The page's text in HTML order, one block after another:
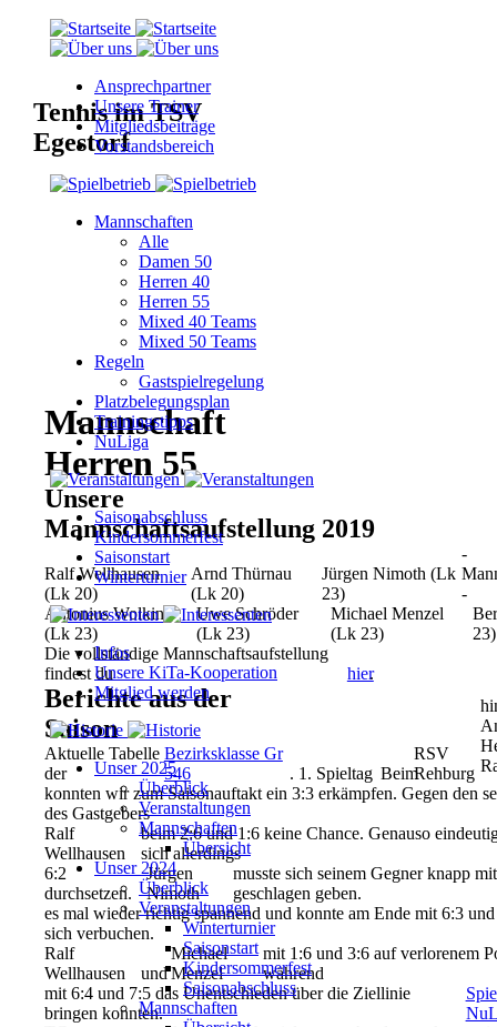
Tennis im TSV
Egestorf
Mannschaft
Herren 55
Unsere
Mannschaftsaufstellung 2019
Ralf Wellhausen
(Lk 20)
Arnd Thürnau
(Lk 20)
Jürgen Nimoth (Lk
23)
-
-
Antonius Wolking
(Lk 23)
Uwe Schröder
(Lk 23)
Michael Menzel
(Lk 23)
23)
Die vollständige Mannschaftsaufstellung
findest du
hier.
Berichte aus der
Saison
Aktuelle Tabelle
der
Bezirksklasse Gr
546
. 1. Spieltag Beim
RSV
Rehburg
konnten wir zum Saisonauftakt ein 3:3 erkämpfen. Gegen den
des Gastgebers
Ralf
Wellhausen
beim 2:6 und 1:6 keine Chance. Genauso
sich allerdings
6:2
durchsetzen.
Jürgen
Nimoth
musste sich seinem Gegner knapp
geschlagen geben.
es mal wieder richtig spannend und konnte am Ende mit 6:3
sich verbuchen.
Ralf
Wellhausen
und
Michael
Menzel
mit 1:6 und 3:6 auf verlorenem
während
mit 6:4 und 7:5 das Unentschieden über die Ziellinie
bringen konnten.
Ansprechpartner
Unsere Trainer
Mitgliedsbeiträge
Vorstandsbereich
Mannschaften
Alle
Damen 50
Herren 40
Herren 55
Mixed 40 Teams
Mixed 50 Teams
Regeln
Gastspielregelung
Platzbelegungsplan
Trainingstipps
NuLiga
Saisonabschluss
Kindersommerfest
Saisonstart
Winterturnier
Infos
Unsere KiTa-Kooperation
Mitglied werden
Unser 2025
Überblick
Veranstaltungen
Mannschaften
Übersicht
Unser 2024
Überblick
Veranstaltungen
Winterturnier
Saisonstart
Kindersommerfest
Saisonabschluss
Mannschaften